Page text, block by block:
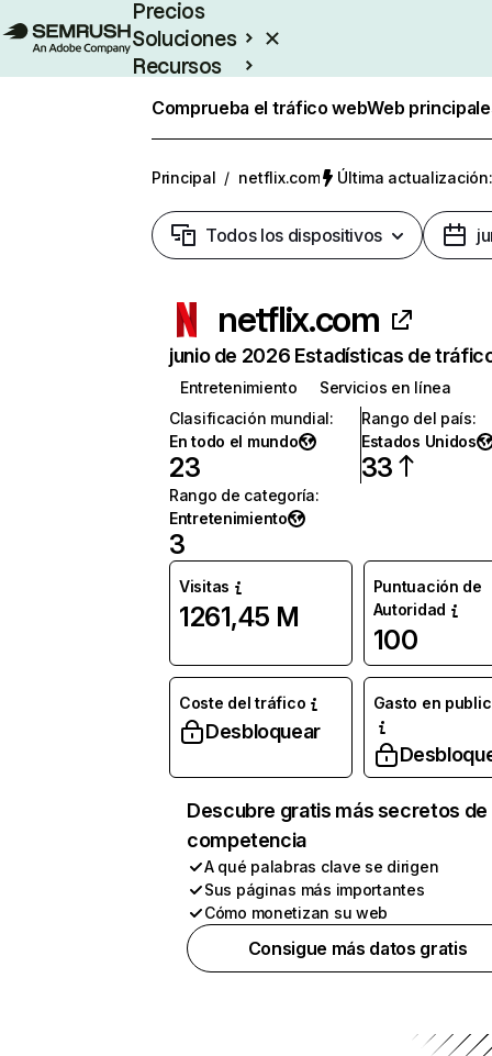
Precios
Soluciones
Recursos
Comprueba el tráfico webWeb
Principal / netflix.com Última
Todos los dispositivos
netflix.com
junio de 2026 Estadísticas de
Entretenimiento
Servicios en línea
Clasificación mundial:
En todo el mundo
23
Rango del país:
Estados Unidos
33
Rango de categoría:
Entretenimiento
3
Visitas
1261,45 M
Puntuación de
Autoridad
100
Coste del tráfico
Desbloquear
Gasto en
Descubre gratis más secretos de
competencia
A qué palabras clave se dirigen
Sus páginas más importantes
Cómo monetizan su web
Consigue más datos gratis